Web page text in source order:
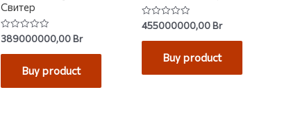
Свитер
Rated
0
out
389000000,00Br
Buy product
Rated
0
out
455000000,00Br
Buy product